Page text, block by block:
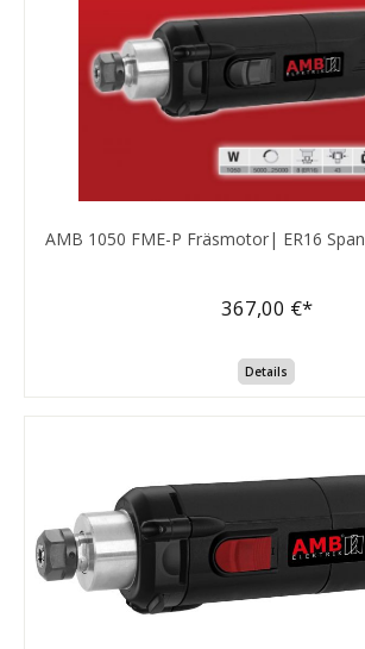
AMB 1050 FME-P Fräsmotor| ER16
367,00 €*
Details